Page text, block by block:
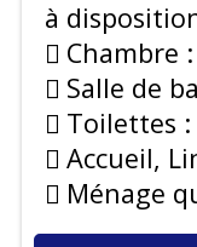
à
Chambre :
Salle de
Toilettes :
Accueil,
Ménage